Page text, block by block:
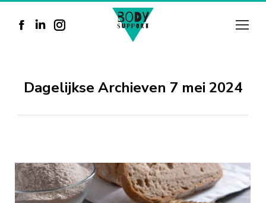
Facebook
in
Linkedin
in
Instagram
in
Dagelijkse Archieven 7 mei 2024